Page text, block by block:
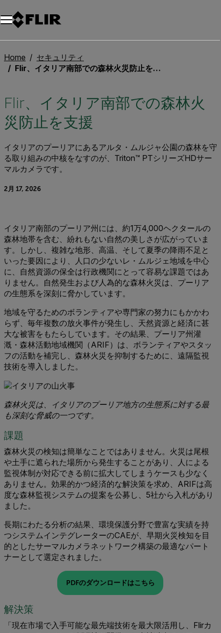
Home
セキュリティ
Flir、イタリア南部での森林火災防止を支援
Flir、イタリア南部での森林火
災防止を支援
イタリアのプーリアにあるアルタ・ムルジャ公園の森林を守
る取り組みの中核をなすのが、Triton™ PTシリーズHDサー
マルカメラです。
2月 17, 2026
イタリア南部のプーリア州には、約1万4,000ヘクタールの
森林地帯を含む、紛れもない自然の美しさが広がっていま
す。しかし、複雑な地形、高温、そして夏季の降雨不足と
いった要因により、人口の少ないレ・ムルジェ地域を中心
に、自然資源の保全は行政機関にとって容易な課題ではあ
りません。自然発生および人為的な森林火災は、プーリア
の生態系を深刻に脅かしています。
地域を守るためのボランティアや専門家の努力にもかかわ
らず、毎年複数の放火事件が発生し、天然資源と経済に甚
大な被害をもたらしています。その結果、プーリア州灌
漑・森林活動地域機関（ARIF）は、ボランティアやスタッ
フの活動を補完し、森林火災を抑制するために、遠隔監視
技術を導入しました。
森林火災は、イタリアのプーリア地方の生態系に対する最
も深刻な脅威の一つです。
課題
森林火災の検知は簡単なことではありません。火災は尾根
や土手に遮られた場所から発生することがあり、人による
監視体制が対応できる前に拡大してしまうケースも少なく
ありません。効果的かつ経済的な解決策を求め、ARIFは高
度な森林監視システムの提案を公募し、5社から入札があり
ました。
長期にわたる分析の結果、環境保護分野で豊富な実績を持
つシステムインテグレーターのCAEが、早期火災検知を目
的としたサーマルカメラネットワーク構築の最適なパート
ナーとして選定されました。
PDFのダウンロードはこちら
解決策
「現在市場で入手可能な最先端技術を最大限活用し、Flirカ